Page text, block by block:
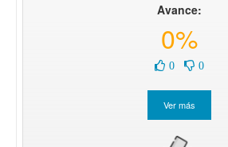
Avance:
0%
0 0